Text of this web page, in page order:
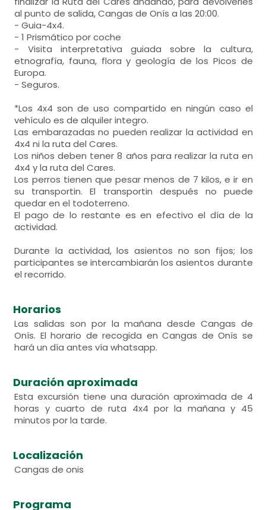
al punto de salida, Cangas de Onís a las 20:00.
- Guia-4x4.
- 1 Prismático por coche
- Visita interpretativa guiada sobre la cultura,
etnografía, fauna, flora y geología de los Picos de
Europa.
- Seguros.
*Los 4x4 son de uso compartido en ningún caso el
vehículo es de alquiler integro.
Las embarazadas no pueden realizar la actividad en
4x4 ni la ruta del Cares.
Los niños deben tener 8 años para realizar la ruta en
4x4 y la ruta del Cares.
Los perros tienen que pesar menos de 7 kilos, e ir en
su transportin. El transportin después no puede
quedar en el todoterreno.
El pago de lo restante es en efectivo el día de la
actividad.
Durante la actividad, los asientos no son fijos; los
participantes se intercambiarán los asientos durante
el recorrido.
Horarios
Las salidas son por la mañana desde Cangas de
Onís. El horario de recogida en Cangas de Onís se
hará un día antes vía whatsapp.
Duración aproximada
Esta excursión tiene una duración aproximada de 4
horas y cuarto de ruta 4x4 por la mañana y 45
minutos por la tarde.
Localización
Cangas de onis
Programa